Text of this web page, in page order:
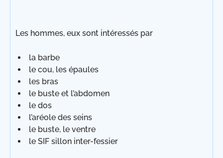
Les hommes, eux sont intéressés par
la barbe
le cou, les épaules
les bras
le buste et l’abdomen
le dos
l’aréole des seins
le buste, le ventre
le SIF sillon inter-fessier